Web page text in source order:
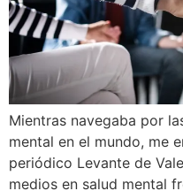
Mientras navegaba por
mental en el mundo, me
periódico Levante de
medios en salud mental